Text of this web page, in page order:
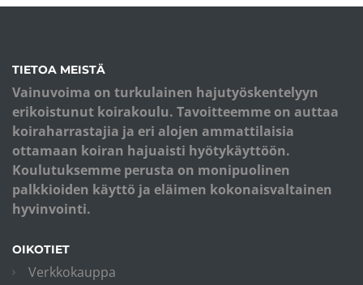
TIETOA MEISTÄ
Vainuvoima on turkulainen hajutyöskentelyyn
erikoistunut koirakoulu. Tavoitteemme on auttaa
koiraharrastajia ja eri alojen ammattilaisia
ottamaan koiran hajuaisti hyötykäyttöön.
Koulutuksemme perusta on monipuolinen
palkkioiden käyttö ja eläimen kokonaisvaltainen
hyvinvointi.
OIKOTIET
Verkkokauppa